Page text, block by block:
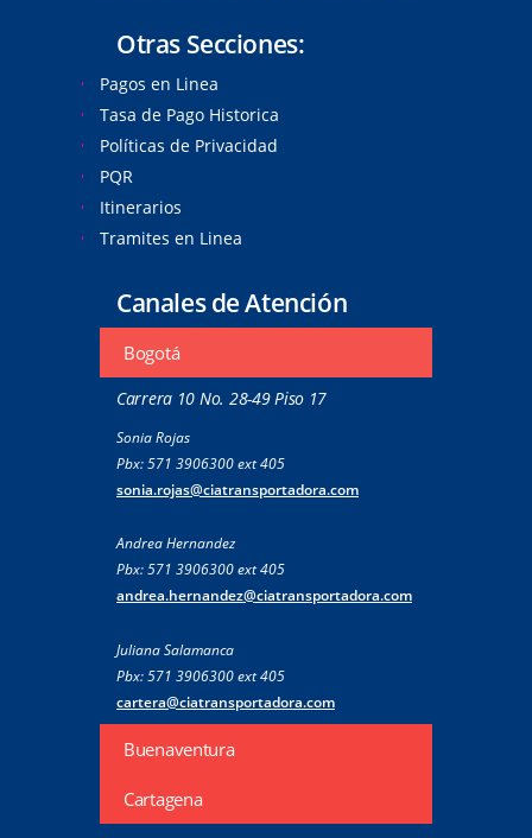
Otras Secciones:
Pagos en Linea
Tasa de Pago Historica
Políticas de Privacidad
PQR
Itinerarios
Tramites en Linea
Canales de Atención
Bogotá
Carrera 10 No. 28-49 Piso 17
Sonia Rojas
Pbx: 571 3906300 ext 405
sonia.rojas@ciatransportadora.com
Andrea Hernandez
Pbx: 571 3906300 ext 405
andrea.hernandez@ciatransportadora.com
Juliana Salamanca
Pbx: 571 3906300 ext 405
cartera@ciatransportadora.com
Buenaventura
Cartagena